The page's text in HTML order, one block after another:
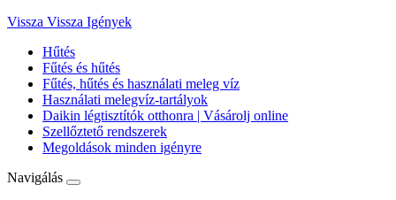
Vissza Vissza Igények
Hűtés
Fűtés és hűtés
Fűtés, hűtés és használati meleg víz
Használati melegvíz-tartályok
Daikin légtisztítók otthonra | Vásárolj online
Szellőztető rendszerek
Megoldások minden igényre
Navigálás